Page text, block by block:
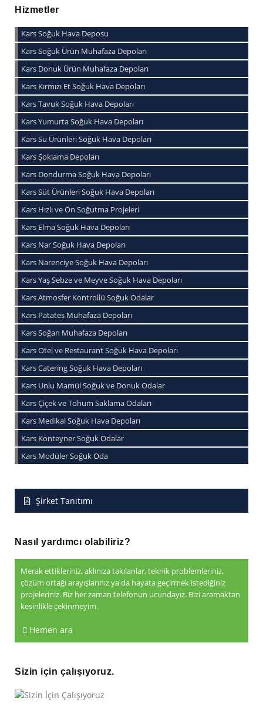
Hizmetler
Kars Soğuk Hava Deposu
Kars Soğuk Ürün Muhafaza Depoları
Kars Donuk Ürün Muhafaza Depoları
Kars Kırmızı Et Soğuk Hava Depoları
Kars Tavuk Soğuk Hava Depoları
Kars Yumurta Soğuk Hava Depoları
Kars Su Ürünleri Soğuk Hava Depoları
Kars Şoklama Depoları
Kars Dondurma Soğuk Hava Depoları
Kars Süt Ürünleri Soğuk Hava Depoları
Kars Hızlı ve Ön Soğutma Projeleri
Kars Elma Soğuk Hava Depoları
Kars Nar Soğuk Hava Depoları
Kars Narenciye Soğuk Hava Depoları
Kars Yaş Sebze ve Meyve Soğuk Hava Depoları
Kars Atmosfer Kontrollü Soğuk Odalar
Kars Patates Muhafaza Depoları
Kars Soğan Muhafaza Depoları
Kars Otel ve Restaurant Soğuk Hava Depoları
Kars Catering Soğuk Hava Depoları
Kars Unlu Mamül Soğuk ve Donuk Odalar
Kars Çiçek ve Tohum Saklama Odaları
Kars Medikal Soğuk Hava Depoları
Kars Konteyner Soğuk Odalar
Kars Modüler Soğuk Oda
Şirket Tanıtımı
Nasıl yardımcı olabiliriz?
Merak ettikleriniz, aklınıza takılanlar, teknik problemleriniz,
çözüm ortağı arayışlarınız ya da hayata geçirmek istediğiniz
projeleriniz. Biz her zaman telefonun ucundayız. Bizi aramaktan
kesinlikle çekinmeyim.
Hemen ara
Sizin için çalışıyoruz.